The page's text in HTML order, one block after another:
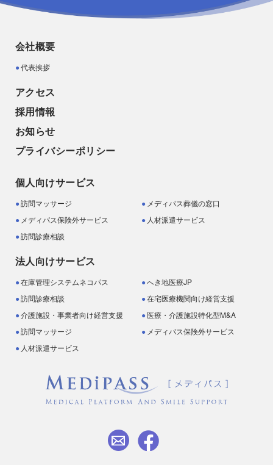
会社概要
代表挨拶
アクセス
採用情報
お知らせ
プライバシーポリシー
個人向けサービス
訪問マッサージ
メディパス葬儀の窓口
メディパス保険外サービス
人材派遣サービス
訪問診療相談
法人向けサービス
在庫管理システムネコパス
へき地医療JP
訪問診療相談
在宅医療機関向け経営支援
介護施設・事業者向け経営支援
医療・介護施設特化型M&A
訪問マッサージ
メディパス保険外サービス
人材派遣サービス